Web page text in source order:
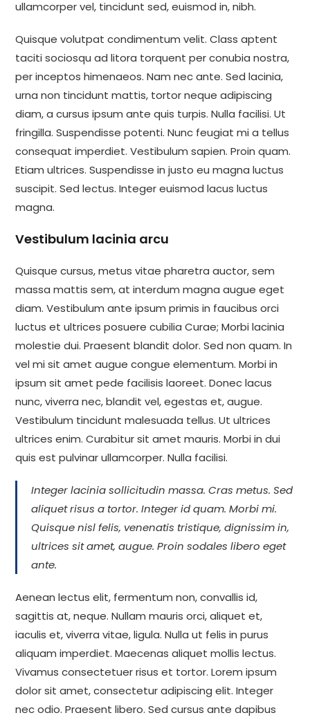
ullamcorper vel, tincidunt sed, euismod in, nibh.
Quisque volutpat condimentum velit. Class aptent
taciti sociosqu ad litora torquent per conubia nostra,
per inceptos himenaeos. Nam nec ante. Sed lacinia,
urna non tincidunt mattis, tortor neque adipiscing
diam, a cursus ipsum ante quis turpis. Nulla facilisi. Ut
fringilla. Suspendisse potenti. Nunc feugiat mi a tellus
consequat imperdiet. Vestibulum sapien. Proin quam.
Etiam ultrices. Suspendisse in justo eu magna luctus
suscipit. Sed lectus. Integer euismod lacus luctus
magna.
Vestibulum lacinia arcu
Quisque cursus, metus vitae pharetra auctor, sem
massa mattis sem, at interdum magna augue eget
diam. Vestibulum ante ipsum primis in faucibus orci
luctus et ultrices posuere cubilia Curae; Morbi lacinia
molestie dui. Praesent blandit dolor. Sed non quam. In
vel mi sit amet augue congue elementum. Morbi in
ipsum sit amet pede facilisis laoreet. Donec lacus
nunc, viverra nec, blandit vel, egestas et, augue.
Vestibulum tincidunt malesuada tellus. Ut ultrices
ultrices enim. Curabitur sit amet mauris. Morbi in dui
quis est pulvinar ullamcorper. Nulla facilisi.
Integer lacinia sollicitudin massa. Cras metus. Sed
aliquet risus a tortor. Integer id quam. Morbi mi.
Quisque nisl felis, venenatis tristique, dignissim in,
ultrices sit amet, augue. Proin sodales libero eget
ante.
Aenean lectus elit, fermentum non, convallis id,
sagittis at, neque. Nullam mauris orci, aliquet et,
iaculis et, viverra vitae, ligula. Nulla ut felis in purus
aliquam imperdiet. Maecenas aliquet mollis lectus.
Vivamus consectetuer risus et tortor. Lorem ipsum
dolor sit amet, consectetur adipiscing elit. Integer
nec odio. Praesent libero. Sed cursus ante dapibus